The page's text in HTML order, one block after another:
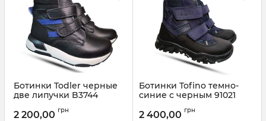
Ботинки Todler черные
две липучки B3744
2 200,00 грн
Ботинки Tofino темно-
синие с черным 91021
2 400,00 грн